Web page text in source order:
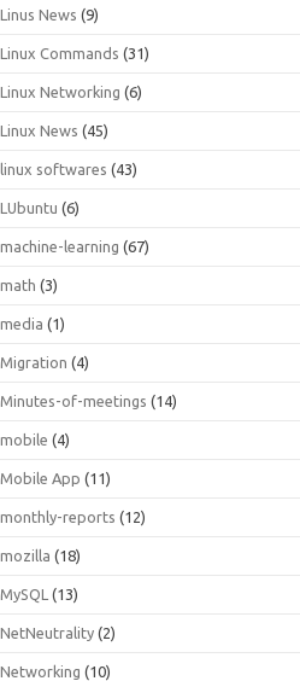
Linus News (9)
Linux Commands (31)
Linux Networking (6)
Linux News (45)
linux softwares (43)
LUbuntu (6)
machine-learning (67)
math (3)
media (1)
Migration (4)
Minutes-of-meetings (14)
mobile (4)
Mobile App (11)
monthly-reports (12)
mozilla (18)
MySQL (13)
NetNeutrality (2)
Networking (10)